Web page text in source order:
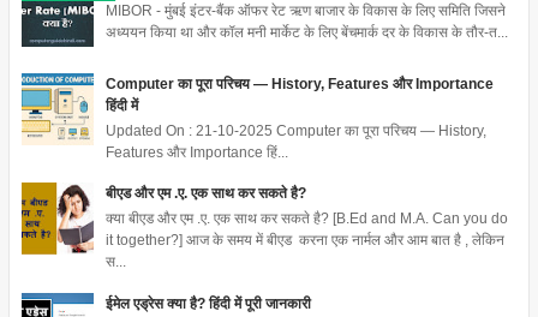
MIBOR - मुंबई इंटर-बैंक ऑफर रेट ऋण बाजार के विकास के लिए समिति जिसने
अध्ययन किया था और कॉल मनी मार्केट के लिए बेंचमार्क दर के विकास के तौर-त...
Computer का पूरा परिचय — History, Features और Importance
हिंदी में
Updated On : 21-10-2025 Computer का पूरा परिचय — History,
Features और Importance हिं...
बीएड और एम .ए. एक साथ कर सकते है?
क्या बीएड और एम .ए. एक साथ कर सकते है? [B.Ed and M.A. Can you do
it together?] आज के समय में बीएड करना एक नार्मल और आम बात है , लेकिन
स...
ईमेल एड्रेस क्या है? हिंदी में पूरी जानकारी